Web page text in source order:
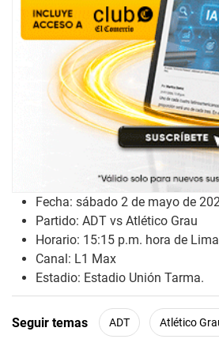
Fecha: sábado 2 de mayo de
Partido: ADT vs Atlético Grau
Horario: 15:15 p.m. hora de
Canal: L1 Max
Estadio: Estadio Unión Tarma.
Seguir temas ADT Atlético